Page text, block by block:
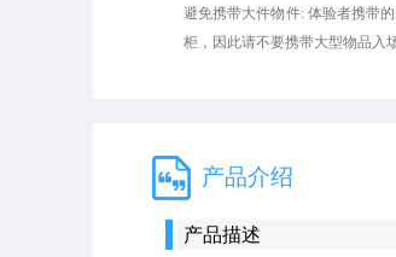
避免携带大件物件: 体验者携带
柜，因此请不要携带大型物品入
产品介绍
产品描述